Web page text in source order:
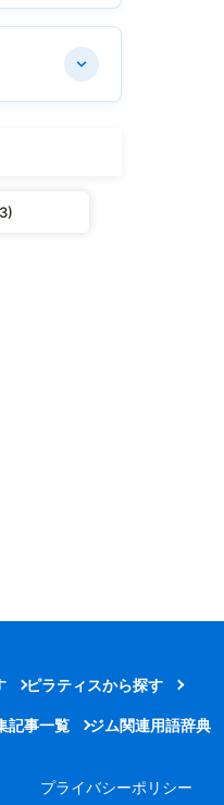
ピラティスから探す
記事一覧 ジム関連用語辞典
プライバシーポリシー